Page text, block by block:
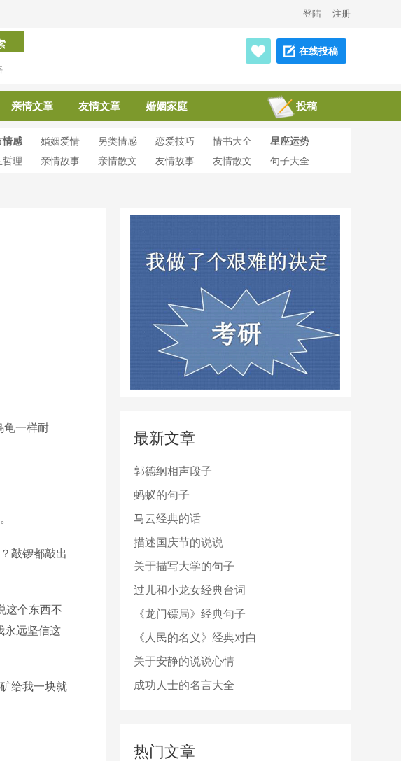
登陆 注册
在线投稿
亲情文章 友情文章 婚姻家庭 投稿
情感 婚姻爱情 另类情感 恋爱技巧 情书大全
星座运势
哲理 亲情故事 亲情散文 友情故事 友情散文 句子大全
龟一样耐
敲锣都敲出
这个东西不
永远坚信这
给我一块就
最新文章
郭德纲相声段子
蚂蚁的句子
马云经典的话
描述国庆节的说说
关于描写大学的句子
过儿和小龙女经典台词
《龙门镖局》经典句子
《人民的名义》经典对白
关于安静的说说心情
成功人士的名言大全
热门文章